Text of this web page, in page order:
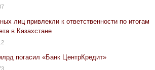
лиц привлекли к ответственности по итогам
в Казахстане
погасил «Банк ЦентрКредит»